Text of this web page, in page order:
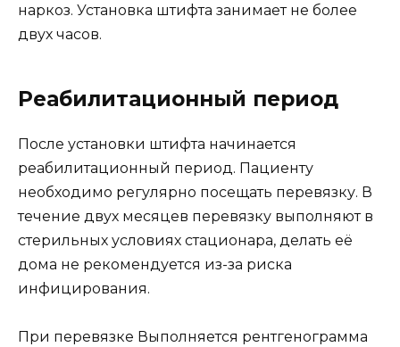
наркоз. Установка штифта занимает не более
двух часов.
Реабилитационный период
После установки штифта начинается
реабилитационный период. Пациенту
необходимо регулярно посещать перевязку. В
течение двух месяцев перевязку выполняют в
стерильных условиях стационара, делать её
дома не рекомендуется из-за риска
инфицирования.
При перевязке Выполняется рентгенограмма